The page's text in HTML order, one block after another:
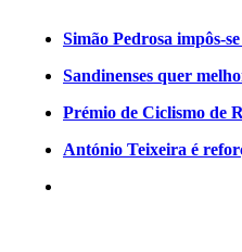
Simão Pedrosa impôs-
Sandinenses quer
Prémio de Ciclismo de
António Teixeira é